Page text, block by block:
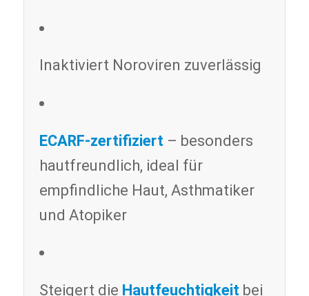
Inaktiviert Noroviren zuverlässig
ECARF-zertifiziert – besonders
hautfreundlich, ideal für
empfindliche Haut, Asthmatiker
und Atopiker
Steigert die Hautfeuchtigkeit bei